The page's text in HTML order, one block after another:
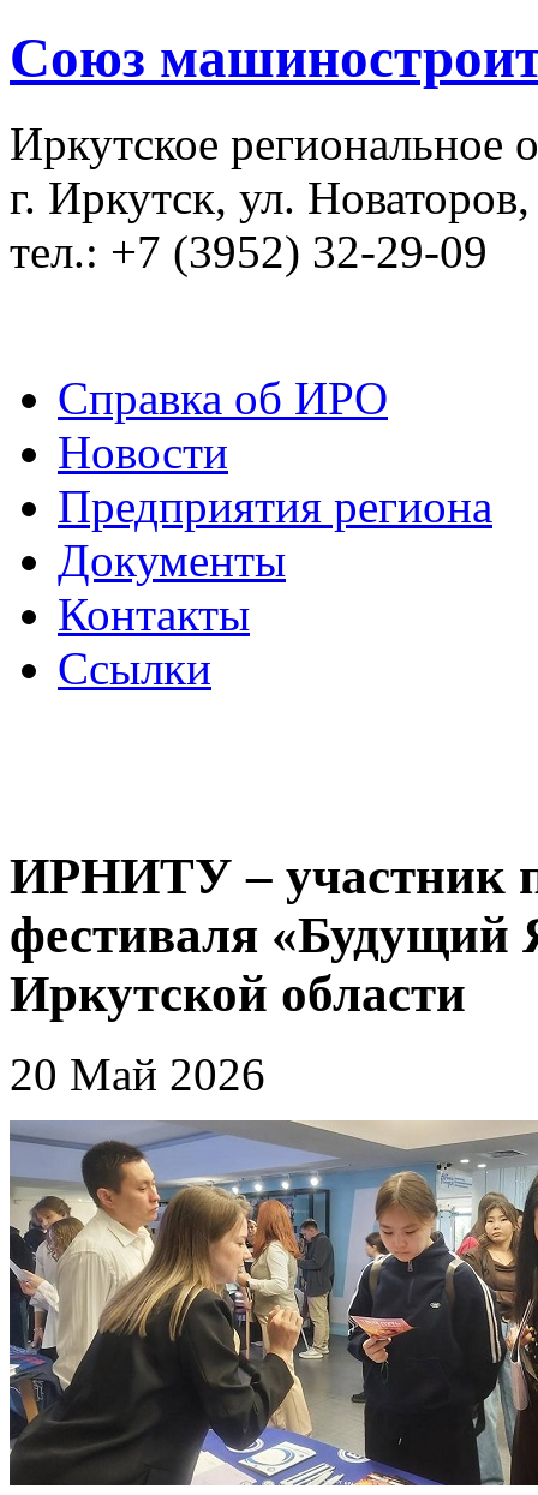
Союз
Иркутское региональное
г. Иркутск, ул.
тел.: +7 (3952) 32-29-09
Справка об ИРО
Новости
Предприятия региона
Документы
Контакты
Ссылки
ИРНИТУ – участник
фестиваля «Будущий
Иркутской области
20 Май 2026